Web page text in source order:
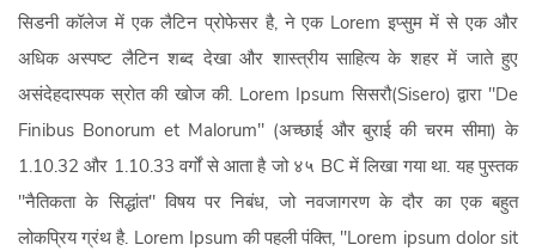
सिडनी कॉलेज में एक लैटिन प्रोफेसर है, ने एक Lorem इप्सुम में से एक और
अधिक अस्पष्ट लैटिन शब्द देखा और शास्त्रीय साहित्य के शहर में जाते हुए
असंदेहदास्पक स्रोत की खोज की. Lorem Ipsum सिसरौ(Sisero) द्वारा "De
Finibus Bonorum et Malorum" (अच्छाई और बुराई की चरम सीमा) के
1.10.32 और 1.10.33 वर्गों से आता है जो ४५ BC में लिखा गया था. यह पुस्तक
"नैतिकता के सिद्धांत" विषय पर निबंध, जो नवजागरण के दौर का एक बहुत
लोकप्रिय ग्रंथ है. Lorem Ipsum की पहली पंक्ति, "Lorem ipsum dolor sit